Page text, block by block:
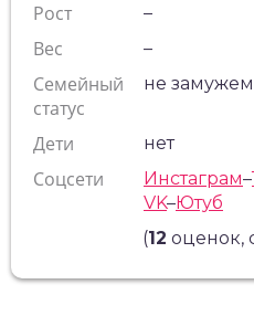
Рост –
Вес –
Семейный
статус
не замужем
Дети нет
Соцсети Инстаграм–
VK–Ютуб
(12 оценок,